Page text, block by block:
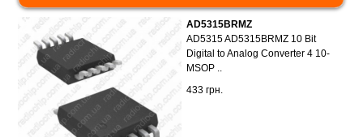
433 грн.
AD5315BRMZ
AD5315 AD5315BRMZ 10 Bit
Digital to Analog Converter 4 10-
MSOP ..